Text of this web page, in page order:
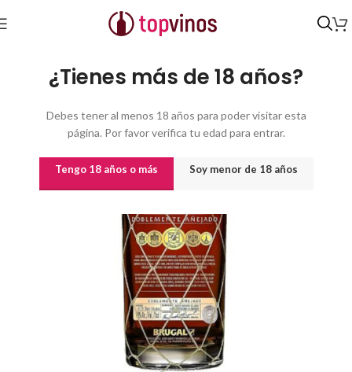
¿Tienes más de 18 años?
Debes tener al menos 18 años para poder visitar esta
página. Por favor verifica tu edad para entrar.
Tengo 18 años o más Soy menor de 18 años
Inicio Destilados y licores